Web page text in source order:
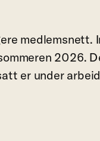
medlemsnett.
2026.
er under